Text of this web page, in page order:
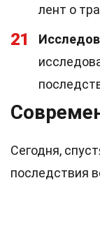
лент о
21
Сегодня,
последствия